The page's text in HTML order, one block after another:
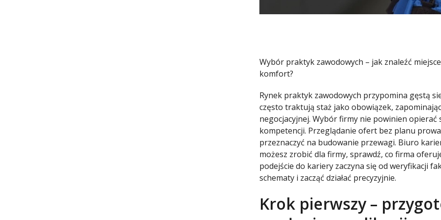
Wybór praktyk zawodowych – jak znaleźć
komfort?
Rynek praktyk zawodowych przypomina gęstą
często traktują staż jako obowiązek,
negocjacyjnej. Wybór firmy nie powinien opierać
kompetencji. Przeglądanie ofert bez planu
przeznaczyć na budowanie przewagi. Biuro
możesz zrobić dla firmy, sprawdź, co firma
podejście do kariery zaczyna się od weryfikacji
schematy i zacząć działać precyzyjnie.
Krok pierwszy –